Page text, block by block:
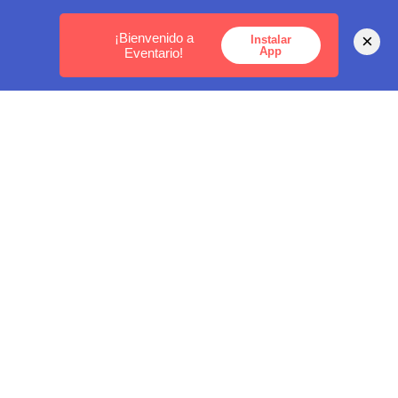
MEDELLÍN - BOGOTÁ - CARTAGENA
¡Bienvenido a
Eventario!
Instalar
App
×